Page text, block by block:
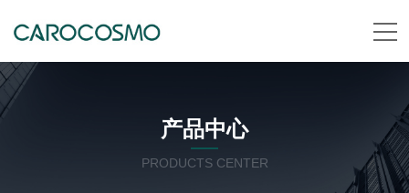
产品中心
PRODUCTS CENTER